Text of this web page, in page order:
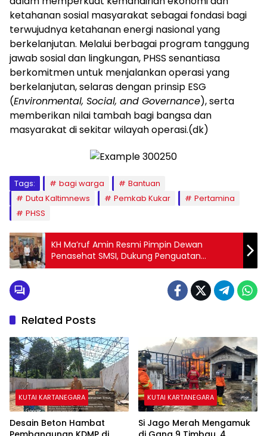
ketahanan sosial masyarakat sebagai fondasi bagi
terwujudnya ketahanan energi nasional yang
berkelanjutan. Melalui berbagai program tanggung
jawab sosial dan lingkungan, PHSS senantiasa
berkomitmen untuk menjalankan operasi yang
berkelanjutan, selaras dengan prinsip ESG
(Environmental, Social, and Governance), serta
memberikan nilai tambah bagi bangsa dan
masyarakat di sekitar wilayah operasi.(dk)
Tags: bagi warga
Bantuan
Duta Kaltimnews
Pemkab Kukar
Pertamina
PHSS
KH Ma’ruf Amin Resmi Pimpin Dewan
Penasehat SMSI, Dukung Penguatan
Ekosistem Media Siber Nasional dan HPN
Related Posts
KUTAI KARTANEGARA
Desain Beton Hambat
KUTAI KARTANEGARA
Si Jago Merah Mengamuk